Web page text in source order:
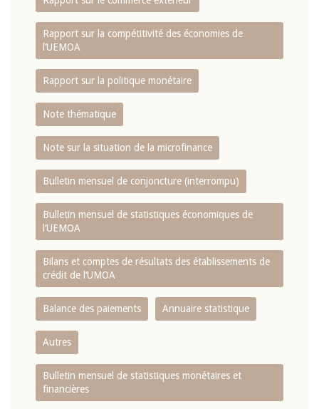
Rapport sur la compétitivité des économies de
l‘UEMOA
Rapport sur la politique monétaire
Note thématique
Note sur la situation de la microfinance
Bulletin mensuel de conjoncture (interrompu)
Bulletin mensuel de statistiques économiques de
l‘UEMOA
Bilans et comptes de résultats des établissements de
crédit de l‘UMOA
Balance des paiements Annuaire statistique
Autres
Bulletin mensuel de statistiques monétaires et
financières